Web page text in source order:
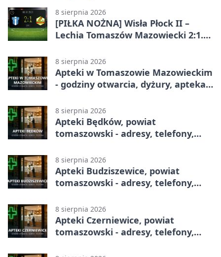
8 sierpnia 2026
[PIŁKA NOŻNA] Wisła Płock II –
Lechia Tomaszów Mazowiecki 2:1.
w Betclic 3. Lidze Grupa 1 (Grupa I)
8 sierpnia 2026
Apteki w Tomaszowie Mazowieckim
- godziny otwarcia, dyżury, apteka
8 sierpnia 2026
Apteki Będków, powiat
tomaszowski - adresy, telefony,
8 sierpnia 2026
Apteki Budziszewice, powiat
tomaszowski - adresy, telefony,
8 sierpnia 2026
Apteki Czerniewice, powiat
tomaszowski - adresy, telefony,